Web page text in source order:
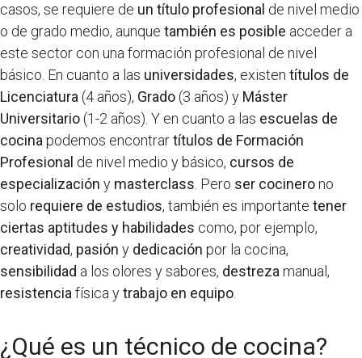
casos, se requiere de un título profesional de nivel medio
o de grado medio, aunque también es posible acceder a
este sector con una formación profesional de nivel
básico. En cuanto a las universidades, existen títulos de
Licenciatura (4 años), Grado (3 años) y Máster
Universitario (1-2 años). Y en cuanto a las escuelas de
cocina podemos encontrartítulos de Formación
Profesional de nivel medio y básico, cursos de
especialización y masterclass . Pero ser cocinerono
solo requiere de estudios, también es importante tener
ciertas aptitudes y habilidades como, por ejemplo,
creatividad, pasión y dedicación por la cocina,
sensibilidad a los olores y sabores, destreza manual,
resistencia física ytrabajo en equipo
¿Qué es un técnico de cocina?